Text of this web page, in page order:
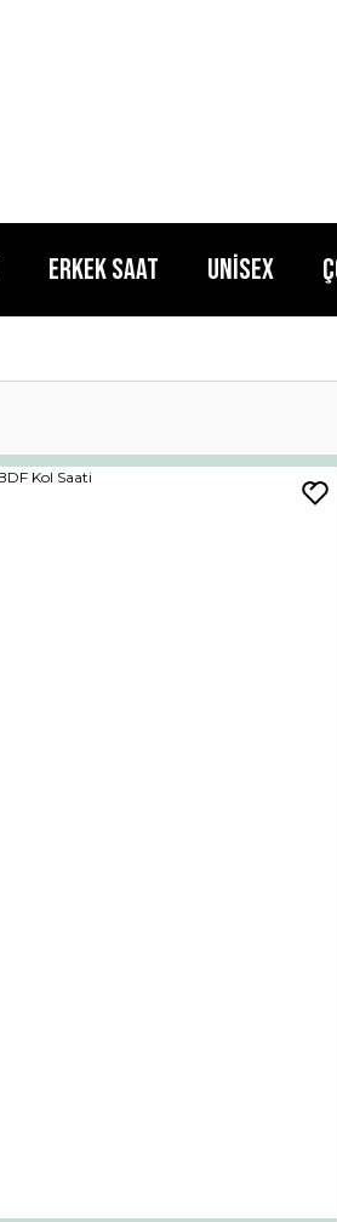
Erkek Saat Unisex